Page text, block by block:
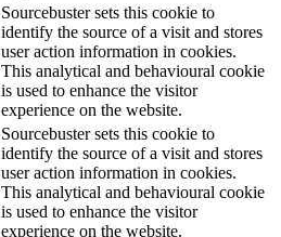
Sourcebuster sets this cookie to
identify the source of a visit and stores
user action information in cookies.
This analytical and behavioural cookie
is used to enhance the visitor
experience on the website.
Sourcebuster sets this cookie to
identify the source of a visit and stores
user action information in cookies.
This analytical and behavioural cookie
is used to enhance the visitor
experience on the website.